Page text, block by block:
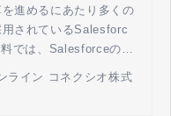
オンライン by
シオ
進めるにあたり多くの
されているSalesforc
では、Salesforceの特
の紹介、また実際のユー
をもとに活用方法につい
ライン コネクシオ株式